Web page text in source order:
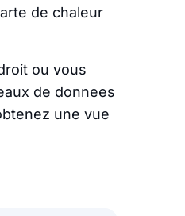
de chaleur
ou vous
de donnees
une vue